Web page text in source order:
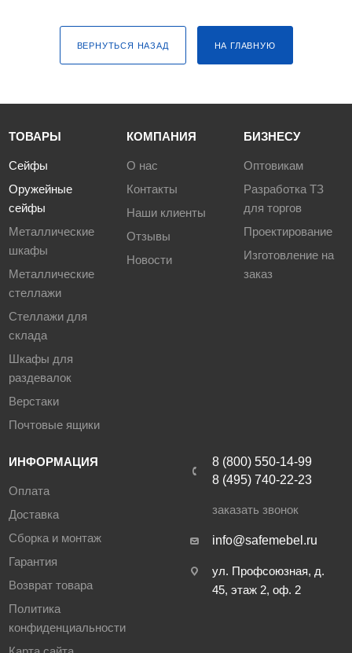
ВЕРНУТЬСЯ НАЗАД НА ГЛАВНУЮ
ТОВАРЫ
Сейфы
Оружейные
сейфы
Металлические
шкафы
Металлические
стеллажи
Стеллажи для
склада
Шкафы для
раздевалок
Верстаки
Почтовые ящики
КОМПАНИЯ
О нас
Контакты
Наши клиенты
Отзывы
Новости
БИЗНЕСУ
Оптовикам
Разработка ТЗ
для торгов
Проектирование
Изготовление на
заказ
ИНФОРМАЦИЯ
Оплата
Доставка
Сборка и монтаж
Гарантия
Возврат товара
Политика
конфиденциальности
8 (800) 550-14-99
8 (495) 740-22-23
заказать звонок
info@safemebel.ru
ул. Профсоюзная, д.
45, этаж 2, оф. 2